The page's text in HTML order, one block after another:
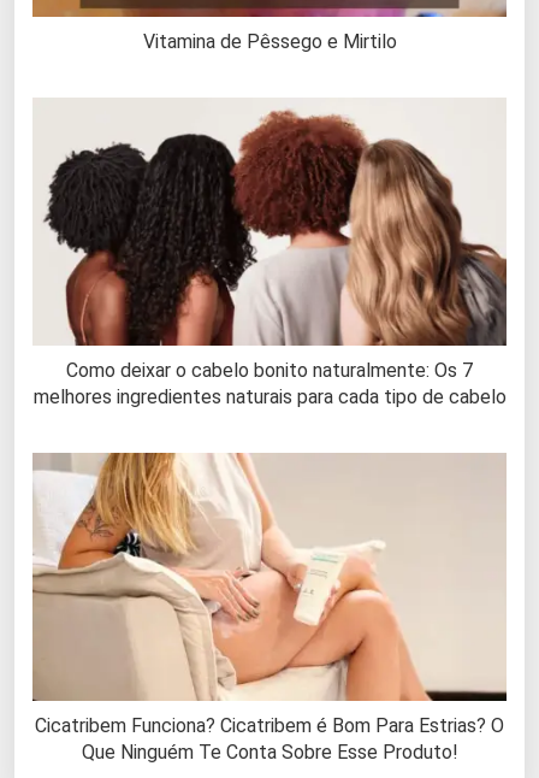
Vitamina de Pêssego e Mirtilo
Como deixar o cabelo bonito naturalmente: Os 7
melhores ingredientes naturais para cada tipo de cabelo
Cicatribem Funciona? Cicatribem é Bom Para Estrias? O
Que Ninguém Te Conta Sobre Esse Produto!